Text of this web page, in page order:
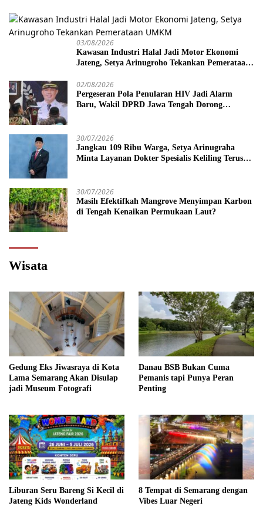
03/08/2026
Kawasan Industri Halal Jadi Motor Ekonomi
Jateng, Setya Arinugroho Tekankan Pemerataan
02/08/2026
Pergeseran Pola Penularan HIV Jadi Alarm
Baru, Wakil DPRD Jawa Tengah Dorong
30/07/2026
Jangkau 109 Ribu Warga, Setya Arinugraha
Minta Layanan Dokter Spesialis Keliling Terus
30/07/2026
Masih Efektifkah Mangrove Menyimpan Karbon
di Tengah Kenaikan Permukaan Laut?
Wisata
Gedung Eks Jiwasraya di Kota
Lama Semarang Akan Disulap
jadi Museum Fotografi
Danau BSB Bukan Cuma
Pemanis tapi Punya Peran
Penting
Liburan Seru Bareng Si Kecil di
Jateng Kids Wonderland
8 Tempat di Semarang dengan
Vibes Luar Negeri